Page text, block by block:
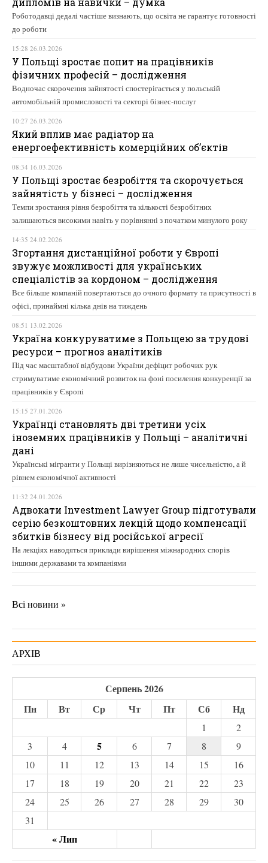
Роботодавці дедалі частіше визнають, що освіта не гарантує готовності
до роботи
15:28 26.03.2026
У Польщі зростає попит на працівників
фізичних професій – дослідження
Водночас скорочення зайнятості спостерігається у польській
автомобільній промисловості та секторі бізнес-послуг
10:27 26.03.2026
Який вплив має радіатор на
енергоефективність комерційних об’єктів
08:34 16.03.2026
У Польщі зростає безробіття та скорочується
зайнятість у бізнесі – дослідження
Темпи зростання рівня безробіття та кількості безробітних
залишаються високими навіть у порівнянні з початком минулого року
14:35 24.02.2026
Згортання дистанційної роботи у Європі
звужує можливості для українських
спеціалістів за кордоном – дослідження
Все більше компаній повертаються до очного формату та присутності в
офісі, принаймні кілька днів на тиждень
08:51 13.02.2026
Україна конкуруватиме з Польщею за трудові
ресурси – прогноз аналітиків
Під час масштабної відбудови України дефіцит робочих рук
стримуватиме економічний розвиток на фоні посилення конкуренції за
працівників у Європі
15:15 27.01.2026
Українці становлять дві третини усіх
іноземних працівників у Польщі – аналітичні
дані
Українські мігранти у Польщі вирізняються не лише чисельністю, а й
рівнем економічної активності
11:32 24.01.2026
Адвокати Investment Lawyer Group підготували
серію безкоштовних лекцій щодо компенсації
збитків бізнесу від російської агресії
На лекціях наводяться приклади вирішення міжнародних спорів
іншими державами та компаніями
Всі новини »
АРХІВ
Серпень 2026
Пн
Вт Ср Чт Пт Сб Нд
« Лип
1
2
3
4 5 6 7 8
9
10
11 12 13 14 15
16
17
18 19 20 21 22
23
24
25 26 27 28 29
30
31